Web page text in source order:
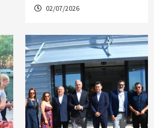
02/07/2026